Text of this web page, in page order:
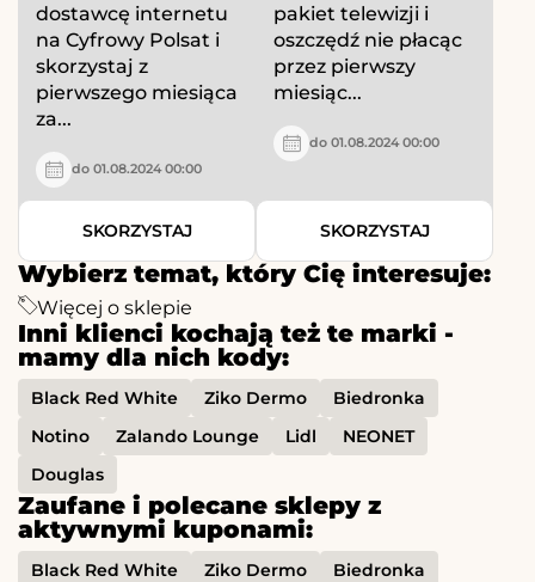
Wybierz temat, który Cię interesuje:
Więcej o sklepie
Inni klienci kochają też te marki -
mamy dla nich kody:
Black Red White Ziko Dermo
Biedronka
Notino
Zalando Lounge Lidl
NEONET
Douglas
Zaufane i polecane sklepy z
aktywnymi kuponami:
Black Red White Ziko Dermo
Biedronka
dostawcę internetu
na Cyfrowy Polsat i
skorzystaj z
pierwszego miesiąca
za...
do 01.08.2024 00:00
SKORZYSTAJ
pakiet telewizji i
oszczędź nie płacąc
przez pierwszy
miesiąc...
do 01.08.2024 00:00
SKORZYSTAJ